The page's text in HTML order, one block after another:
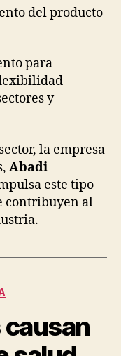
del producto
para
y
la empresa
Abadi
este tipo
contribuyen al